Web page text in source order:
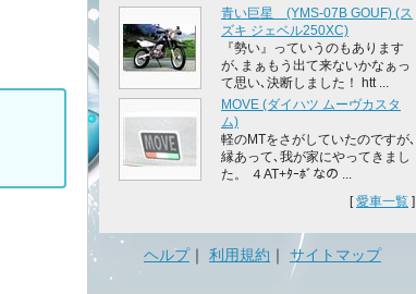
青い巨星 (YMS-07B GOUF) (ス
ズキ ジェベル250XC)
『勢い』っていうのもあります
が､まぁもう出て来ないかなぁっ
て思い､決断しました！ htt ...
MOVE (ダイハツ ムーヴカスタ
ム)
軽のMTをさがしていたのですが､
縁あって､我が家にやってきまし
た。 ４AT+ﾀｰﾎﾞなの ...
[愛車一覧 ]
ヘルプ｜ 利用規約 ｜ サイトマップ